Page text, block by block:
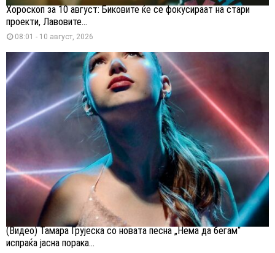
Хороскоп за 10 август: Биковите ќе се фокусираат на стари
проекти, Лавовите...
08:01 - 10 август, 2026
(Видео) Тамара Грујеска со новата песна „Нема да бегам“
испраќа јасна порака...